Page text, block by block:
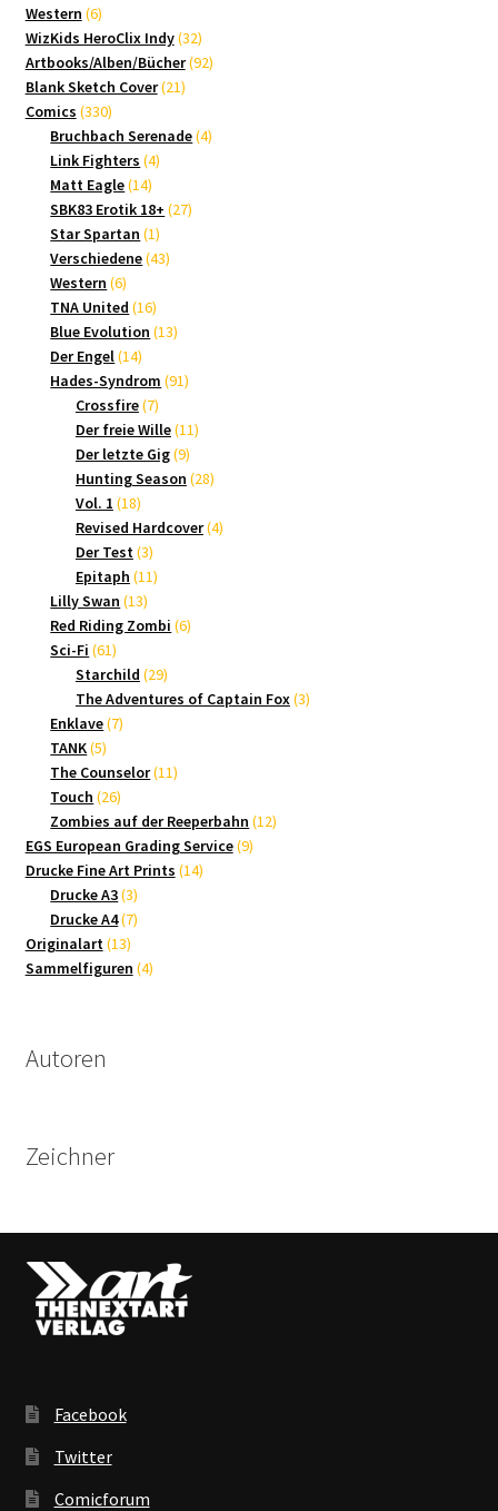
Western 66
Produkte
WizKids HeroClix Indy 3232
Produkte
Artbooks/Alben/Bücher 9292
Blank Sketch Cover 2121
Comics 330330
Produkte
Bruchbach Serenade 44
Link Fighters 44
Matt Eagle 1414
Produkte
SBK83 Erotik 18+ 2727
Star Spartan 11
Produkt
Verschiedene 4343
Western 66
Produkte
TNA United 1616
Produkte
Blue Evolution 1313
Der Engel 1414
Produkte
Hades-Syndrom 9191
Crossfire 77
Produkte
Der freie Wille 1111
Der letzte Gig 99
Produkte
Hunting Season 2828
Vol. 1 1818
Produkte
Revised Hardcover 44
Der Test 33
Produkte
Epitaph 1111
Lilly Swan 1313
Produkte
Red Riding Zombi 66
Sci-Fi 6161
Produkte
Starchild 2929
Produkte
The Adventures of Captain Fox 33
Enklave 77
TANK 55
Produkte
The Counselor 1111
Touch 2626
Produkte
Zombies auf der Reeperbahn 1212
EGS European Grading Service 99
Drucke Fine Art Prints 1414
Drucke A3 33
Produkte
Drucke A4 77
Originalart 1313
Produkte
Sammelfiguren 44
Autoren
Zeichner
Facebook
Twitter
Comicforum